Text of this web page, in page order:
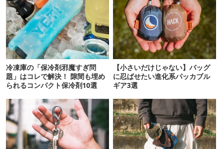
冷凍庫の「保冷剤邪魔すぎ問
題」はコレで解決！ 隙間も埋め
られるコンパクト保冷剤10選
【小さいだけじゃない】バッグ
に忍ばせたい進化系パッカブル
ギア3選